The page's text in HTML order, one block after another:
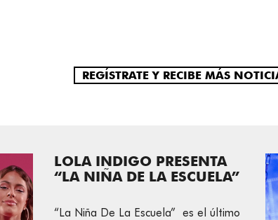
REGÍSTRATE Y RECIBE MÁS
LOLA INDIGO PRESENTA
“LA NIÑA DE LA ESCUELA”
“La Niña De La Escuela” es el último